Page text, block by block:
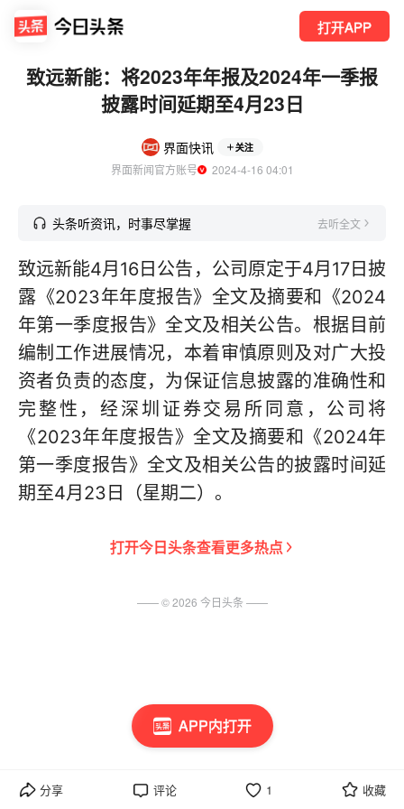
打开APP
APP内打开
致远新能：将2023年年报及2024年一季报
披露时间延期至4月23日
界面快讯 关注
界面新闻官方账号
  2024-4-16 04:01
头条听资讯，时事尽掌握 去听全文
致远新能4月16日公告，公司原定于4月17日披
露《2023年年度报告》全文及摘要和《2024
年第一季度报告》全文及相关公告。根据目前
编制工作进展情况，本着审慎原则及对广大投
资者负责的态度，为保证信息披露的准确性和
完整性，经深圳证券交易所同意，公司将
《2023年年度报告》全文及摘要和《2024年
第一季度报告》全文及相关公告的披露时间延
期至4月23日（星期二）。
打开今日头条查看更多热点
分享 评论 1 收藏
—— ©2026 今日头条 ——